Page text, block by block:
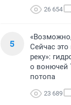
26 654
5
Сейчас
реку»:
о вонючей
потопа
23 689